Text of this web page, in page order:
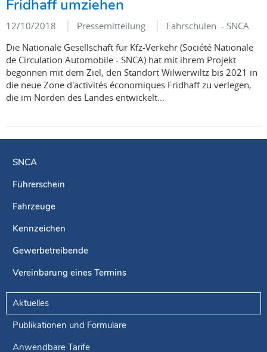
Fridhaff umziehen
12/10/2018 Pressemitteilung Fahrschulen - SNCA
Die Nationale Gesellschaft für Kfz-Verkehr (Société Nationale
de Circulation Automobile - SNCA) hat mit ihrem Projekt
begonnen mit dem Ziel, den Standort Wilwerwiltz bis 2021 in
die neue Zone d'activités économiques Fridhaff zu verlegen,
die im Norden des Landes entwickelt...
Navigationsmenü
SNCA
Führerschein
Fahrzeuge
Kennzeichen
Gewerbetreibende
Vereinbarung eines Termins
Aktuelles
Publikationen und Formulare
Anwendbare Tarife